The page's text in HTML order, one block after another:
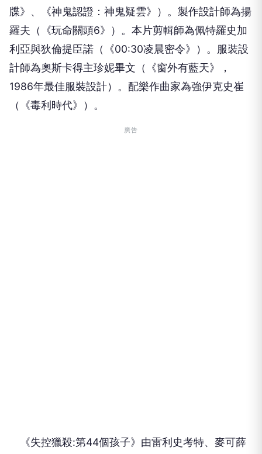
牒》、《神鬼認證：神鬼疑雲》）。製作設計師為揚
羅夫（《玩命關頭6》）。本片剪輯師為佩特羅史加
利亞與狄倫提臣諾（《00:30凌晨密令》）。服裝設
計師為奧斯卡得主珍妮畢文（《窗外有藍天》，
1986年最佳服裝設計）。配樂作曲家為強伊克史崔
（《毒利時代》）。
廣告
《失控獵殺:第44個孩子》由雷利史考特、麥可薛